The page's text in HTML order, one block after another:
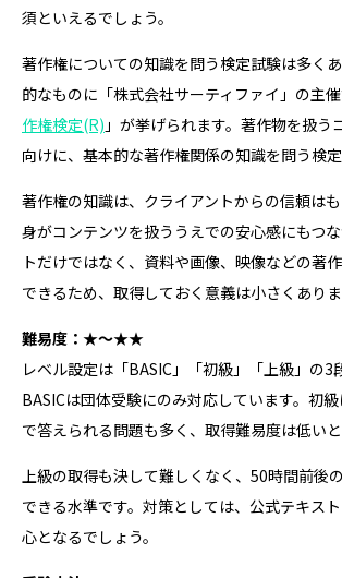
須といえるでしょう。
著作権についての知識を問う検定試験は多く
的なものに「株式会社サーティファイ」の主
作権検定(R) 」が挙げられます。著作物を扱う
向けに、基本的な著作権関係の知識を問う検定
著作権の知識は、クライアントからの信頼は
身がコンテンツを扱ううえでの安心感にもつ
トだけではなく、資料や画像、映像などの著
できるため、取得しておく意義は小さくありま
難易度：★～★★
レベル設定は「BASIC」「初級」「上級」の3
BASICは団体受験にのみ対応しています。初
で答えられる問題も多く、取得難易度は低いと
上級の取得も決して難しくなく、50時間前後
できる水準です。対策としては、公式テキス
心となるでしょう。